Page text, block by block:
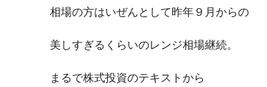
相場の方はいぜんとして昨年９月からの
美しすぎるくらいのレンジ相場継続。
まるで株式投資のテキストから